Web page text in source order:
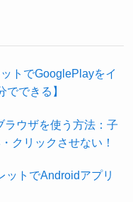
トでGooglePlayをイ
できる】
ラウザを使う方法：子
クリックさせない！
ットでAndroidアプリ